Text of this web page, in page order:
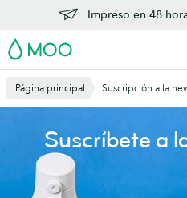
contenido
principal
Impreso en 48
MOO
Página principal Suscripción a la
Suscríbete a